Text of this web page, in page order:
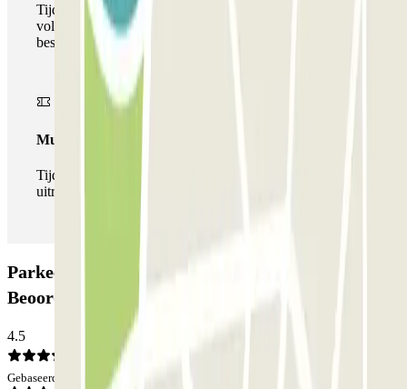
Tijdens uw verblijf kunt u gebruik maken van het
volledige netwerk van parkeergarages van deze operator,
beschikbaar bij Parclick.
Multipass
Tijdens je verblijf kun je de parkeerplaats zo vaak in- en
uitrijden als je wilt.
Parkeergarage Rédélé Place de Clichy:
Beoordelingen
4.5
Gebaseerd op 1296 meningen